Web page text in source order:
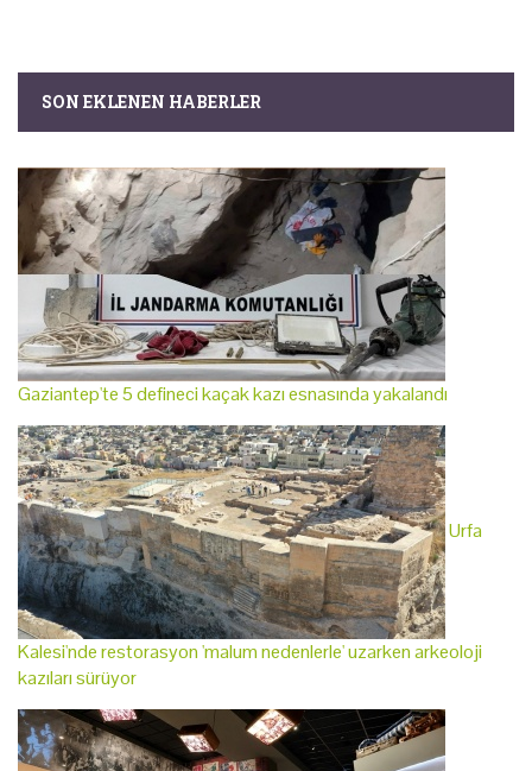
SON EKLENEN HABERLER
Gaziantep'te 5 defineci kaçak kazı esnasında yakalandı
Urfa
Kalesi'nde restorasyon 'malum nedenlerle' uzarken arkeoloji
kazıları sürüyor